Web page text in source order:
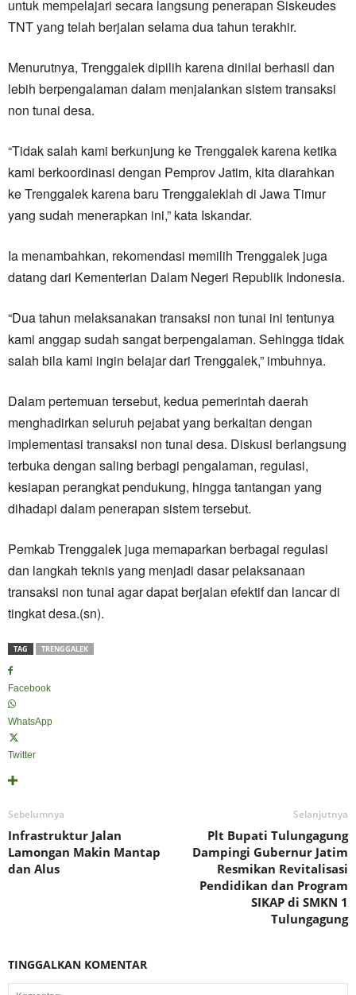
untuk mempelajari secara langsung penerapan Siskeudes
TNT yang telah berjalan selama dua tahun terakhir.
Menurutnya, Trenggalek dipilih karena dinilai berhasil dan
lebih berpengalaman dalam menjalankan sistem transaksi
non tunai desa.
“Tidak salah kami berkunjung ke Trenggalek karena ketika
kami berkoordinasi dengan Pemprov Jatim, kita diarahkan
ke Trenggalek karena baru Trenggaleklah di Jawa Timur
yang sudah menerapkan ini,” kata Iskandar.
Ia menambahkan, rekomendasi memilih Trenggalek juga
datang dari Kementerian Dalam Negeri Republik Indonesia.
“Dua tahun melaksanakan transaksi non tunai ini tentunya
kami anggap sudah sangat berpengalaman. Sehingga tidak
salah bila kami ingin belajar dari Trenggalek,” imbuhnya.
Dalam pertemuan tersebut, kedua pemerintah daerah
menghadirkan seluruh pejabat yang berkaitan dengan
implementasi transaksi non tunai desa. Diskusi berlangsung
terbuka dengan saling berbagi pengalaman, regulasi,
kesiapan perangkat pendukung, hingga tantangan yang
dihadapi dalam penerapan sistem tersebut.
Pemkab Trenggalek juga memaparkan berbagai regulasi
dan langkah teknis yang menjadi dasar pelaksanaan
transaksi non tunai agar dapat berjalan efektif dan lancar di
tingkat desa.(sn).
TAG TRENGGALEK
Facebook
WhatsApp
Twitter
Sebelumnya
Infrastruktur Jalan
Lamongan Makin Mantap
dan Alus
Selanjutnya
Plt Bupati Tulungagung
Dampingi Gubernur Jatim
Resmikan Revitalisasi
Pendidikan dan Program
SIKAP di SMKN 1
Tulungagung
TINGGALKAN KOMENTAR